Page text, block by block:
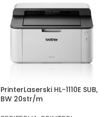
PrinterLaserski HL-1110E SUB,
BW 20str/m